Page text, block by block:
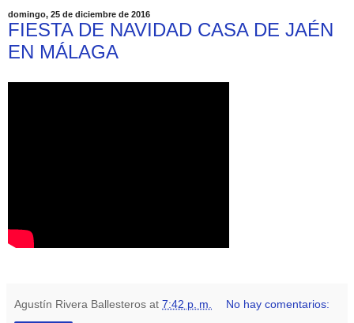
domingo, 25 de diciembre de 2016
FIESTA DE NAVIDAD CASA DE JAÉN
EN MÁLAGA
Agustín Rivera Ballesteros at 7:42 p. m. No hay comentarios: